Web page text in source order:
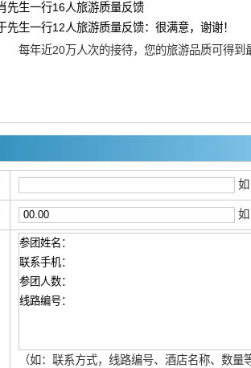
先生一行16人旅游质量反馈
先生一行12人旅游质量反馈：很满意，谢谢！
每年近20万人次的接待，您的旅游品质可得到
（如：联系方式，线路编号、酒店名称、数量